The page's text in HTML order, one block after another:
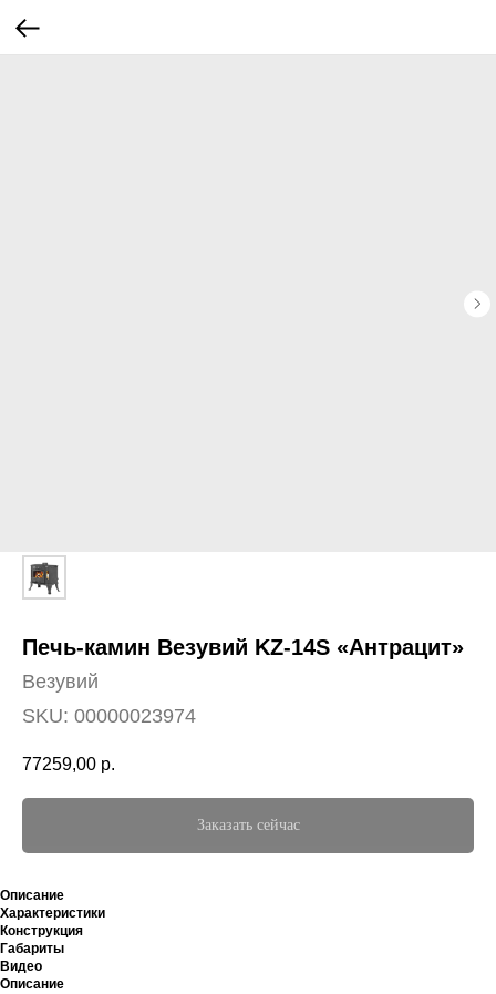
Печь-камин Везувий KZ-14S «Антрацит»
Везувий
SKU: 00000023974
77259,00 р.
Заказать сейчас
Описание
Характеристики
Конструкция
Габариты
Видео
Описание